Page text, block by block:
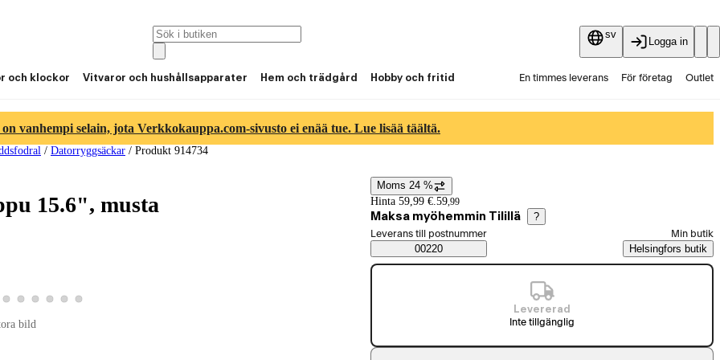
sv
Logga in
och klockor Vitvaror och hushållsapparater Hem och trädgård Hobby och fritid En timmes leverans För företag Outlet
on vanhempi selain, jota Verkkokauppa.com-sivusto ei enää tue. Lue lisää täältä.
/ Datorryggsäckar / Produkt 914734
15.6", musta
4 5
produktbild 6
Visa produktbild 7
Visa produktbild 8
Visa produktbild 9
Visa produktbild 10
Visa produktbild 11
Visa produktbild 12
bild
Prisinformation
Moms 24 %
Hinta 59,99 €.59,99
Maksa myöhemmin Tilillä ?
Saatavuustiedot
Välj beställningssätt
Leverans till postnummer
00220
Min butik
Helsingfors butik
Levererad
Inte tillgänglig